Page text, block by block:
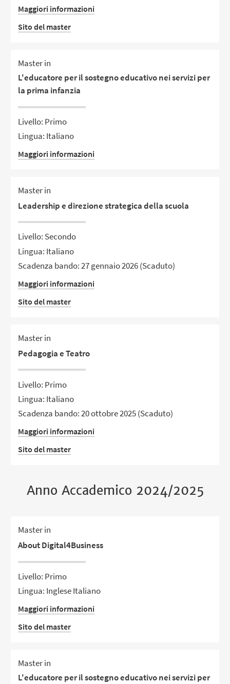
Maggiori informazioni
Sito del master
Master in
L'educatore per il sostegno educativo nei servizi per
la prima infanzia
Livello: Primo
Lingua: Italiano
Maggiori informazioni
Master in
Leadership e direzione strategica della scuola
Livello: Secondo
Lingua: Italiano
Scadenza bando: 27 gennaio 2026(Scaduto)
Maggiori informazioni
Sito del master
Master in
Pedagogia e Teatro
Livello: Primo
Lingua: Italiano
Scadenza bando: 20 ottobre 2025(Scaduto)
Maggiori informazioni
Sito del master
Anno Accademico 2024/2025
Master in
About Digital4Business
Livello: Primo
Lingua: Inglese Italiano
Maggiori informazioni
Sito del master
Master in
L'educatore per il sostegno educativo nei servizi per